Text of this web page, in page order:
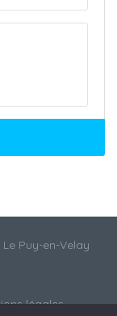
Puy-en-Velay
légales